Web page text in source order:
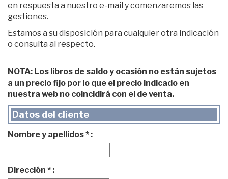
en respuesta a nuestro e-mail y comenzaremos las
gestiones.
Estamos a su disposición para cualquier otra indicación
o consulta al respecto.
NOTA: Los libros de saldo y ocasión no están sujetos
a un precio fijo por lo que el precio indicado en
nuestra web no coincidirá con el de venta.
Datos del cliente
Nombre y apellidos * :
Dirección * :